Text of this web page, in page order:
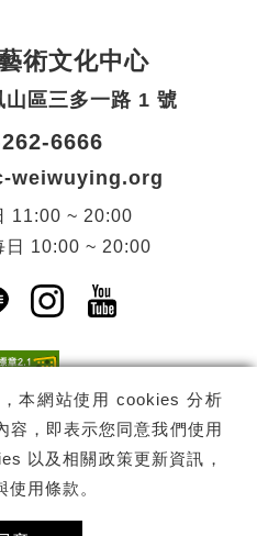
本網站使用 cookies 分析
容，即表示您同意我們使用
以及相關政策更新資訊，
使用條款 。
術文化中心
區三多一路 1 號
6666
weiwuying.org
11:00 ~ 20:00
日 10:00 ~ 20:00
開新視窗)
視窗)另開新視窗)
Instagram(另開新視
YouTube(另開
訂閱
-衛武營國家藝術文化中心